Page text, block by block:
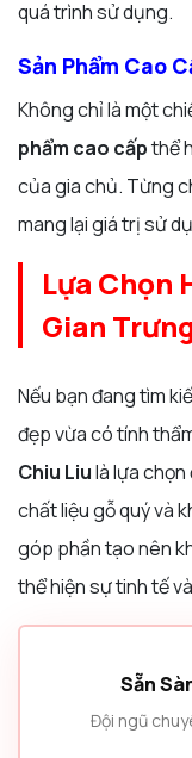
quá trình sử dụng.
Sản Phẩm Cao
Không chỉ là một
phẩm cao cấpthể
của gia chủ. Từng
mang lại giá trị sử
Lựa Chọn
Gian
Nếu bạn đang tìm
đẹp vừa có tính
Chiu Liulà lựa
chất liệu gỗ quý và
góp phần tạo nên
thể hiện sự tinh tế
Sẵn
Đội ngũ